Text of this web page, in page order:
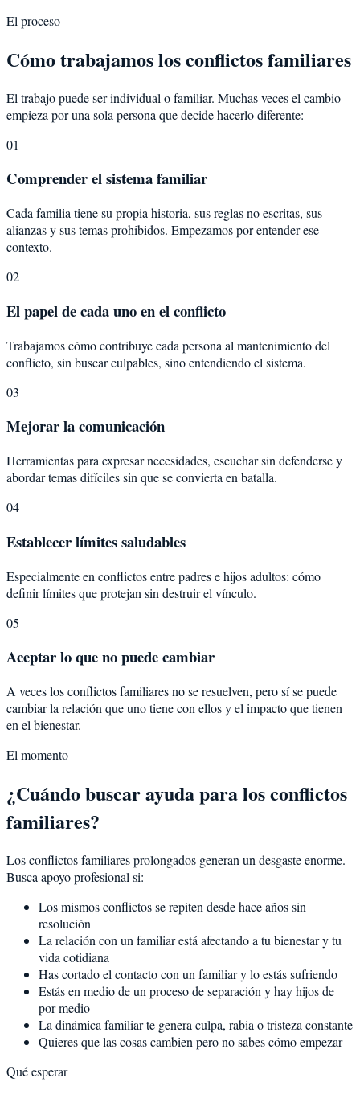
El proceso
Cómo trabajamos los conflictos familiares
El trabajo puede ser individual o familiar. Muchas veces el cambio
empieza por una sola persona que decide hacerlo diferente:
01
Comprender el sistema familiar
Cada familia tiene su propia historia, sus reglas no escritas, sus
alianzas y sus temas prohibidos. Empezamos por entender ese
contexto.
02
El papel de cada uno en el conflicto
Trabajamos cómo contribuye cada persona al mantenimiento del
conflicto, sin buscar culpables, sino entendiendo el sistema.
03
Mejorar la comunicación
Herramientas para expresar necesidades, escuchar sin defenderse y
abordar temas difíciles sin que se convierta en batalla.
04
Establecer límites saludables
Especialmente en conflictos entre padres e hijos adultos: cómo
definir límites que protejan sin destruir el vínculo.
05
Aceptar lo que no puede cambiar
A veces los conflictos familiares no se resuelven, pero sí se puede
cambiar la relación que uno tiene con ellos y el impacto que tienen
en el bienestar.
El momento
¿Cuándo buscar ayuda para los conflictos
familiares?
Los conflictos familiares prolongados generan un desgaste enorme.
Busca apoyo profesional si:
Los mismos conflictos se repiten desde hace años sin
resolución
La relación con un familiar está afectando a tu bienestar y tu
vida cotidiana
Has cortado el contacto con un familiar y lo estás sufriendo
Estás en medio de un proceso de separación y hay hijos de
por medio
La dinámica familiar te genera culpa, rabia o tristeza constante
Quieres que las cosas cambien pero no sabes cómo empezar
Qué esperar